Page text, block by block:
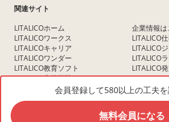
会員登録して580以上の工夫を
無料会員になる
関連サイト
LITALICOホーム
LITALICOワークス
LITALICOキャリア
LITALICOワンダー
LITALICO教育ソフト
LITALICO高等学院
LITALICO研究所
企業情報は
LITALICO
LITALICO
LITALICO
LITALICO
LITALICO
COPYRIGHT © LITALICO Inc. ALL